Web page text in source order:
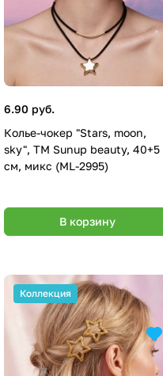
6.90 руб.
Колье-чокер "Stars, moon,
sky", ТМ Sunup beauty, 40+5
см, микс (ML-2995)
В корзину
Коллекция